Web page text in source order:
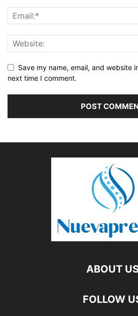
Save my name, email, and website
next time I comment.
ABOUT
FOLLOW